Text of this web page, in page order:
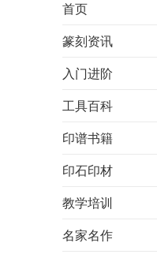
首页
篆刻资讯
入门进阶
工具百科
印谱书籍
印石印材
教学培训
名家名作